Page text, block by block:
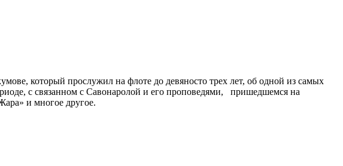
который прослужил на флоте до девяносто трех лет, об одной из самых
с связанном с Савонаролой и его проповедями, пришедшемся на
и многое другое.